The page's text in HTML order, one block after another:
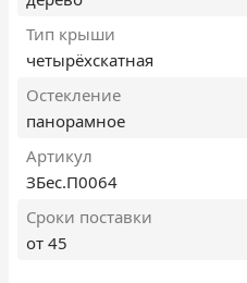
Тип крыши
четырёхскатная
Остекление
панорамное
Артикул
ЗБес.П0064
Сроки поставки
от 45